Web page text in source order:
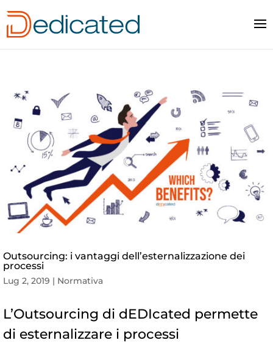
Outsourcing: i vantaggi dell’esternalizzazione dei
processi
Lug 2, 2019 | Normativa
L’Outsourcing di dEDIcated permette
di esternalizzare i processi